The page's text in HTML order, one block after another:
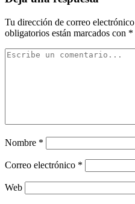
Tu dirección de correo
obligatorios están marcados con *
Nombre *
Correo electrónico *
Web